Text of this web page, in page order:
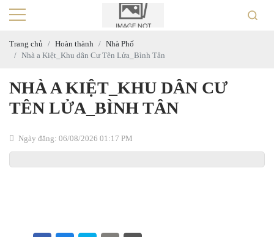
Trang chủ Hoàn thành
Nhà Phố
Nhà a Kiệt_Khu dân Cư Tên Lửa_Bình Tân
NHÀ A KIỆT_KHU DÂN CƯ
TÊN LỬA_BÌNH TÂN
Ngày đăng: 06/08/2026 01:17 PM